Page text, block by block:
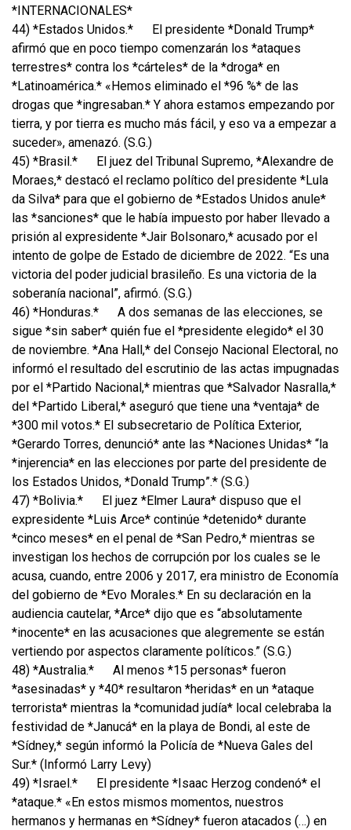
*INTERNACIONALES*
44) *Estados Unidos.*
El presidente *Donald Trump*
afirmó que en poco tiempo comenzarán los *ataques
terrestres* contra los *cárteles* de la *droga* en
*Latinoamérica.* «Hemos eliminado el *96 %* de las
drogas que *ingresaban.* Y ahora estamos empezando por
tierra, y por tierra es mucho más fácil, y eso va a empezar a
suceder», amenazó. (S.G.)
45) *Brasil.*
El juez del Tribunal Supremo, *Alexandre de
Moraes,* destacó el reclamo político del presidente *Lula
da Silva* para que el gobierno de *Estados Unidos anule*
las *sanciones* que le había impuesto por haber llevado a
prisión al expresidente *Jair Bolsonaro,* acusado por el
intento de golpe de Estado de diciembre de 2022. “Es una
victoria del poder judicial brasileño. Es una victoria de la
soberanía nacional”, afirmó. (S.G.)
46) *Honduras.*
A dos semanas de las elecciones, se
sigue *sin saber* quién fue el *presidente elegido* el 30
de noviembre. *Ana Hall,* del Consejo Nacional Electoral, no
informó el resultado del escrutinio de las actas impugnadas
por el *Partido Nacional,* mientras que *Salvador Nasralla,*
del *Partido Liberal,* aseguró que tiene una *ventaja* de
*300 mil votos.* El subsecretario de Política Exterior,
*Gerardo Torres, denunció* ante las *Naciones Unidas* “la
*injerencia* en las elecciones por parte del presidente de
los Estados Unidos, *Donald Trump”.* (S.G.)
47) *Bolivia.*
El juez *Elmer Laura* dispuso que el
expresidente *Luis Arce* continúe *detenido* durante
*cinco meses* en el penal de *San Pedro,* mientras se
investigan los hechos de corrupción por los cuales se le
acusa, cuando, entre 2006 y 2017, era ministro de Economía
del gobierno de *Evo Morales.* En su declaración en la
audiencia cautelar, *Arce* dijo que es “absolutamente
*inocente* en las acusaciones que alegremente se están
vertiendo por aspectos claramente políticos.” (S.G.)
48) *Australia.*
Al menos *15 personas* fueron
*asesinadas* y *40* resultaron *heridas* en un *ataque
terrorista* mientras la *comunidad judía* local celebraba la
festividad de *Janucá* en la playa de Bondi, al este de
*Sídney,* según informó la Policía de *Nueva Gales del
Sur.* (Informó Larry Levy)
49) *Israel.*
El presidente *Isaac Herzog condenó* el
*ataque.* «En estos mismos momentos, nuestros
hermanos y hermanas en *Sídney* fueron atacados (…) en